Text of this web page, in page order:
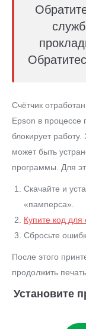
Счётчик
Epson в процессе
блокирует
может быть
программы. Для
Скачайте и
«памперса».
Купите код
Сбросьте
После этого
продолжить печать.
Установите